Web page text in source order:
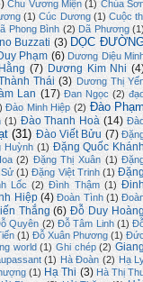
Chu Vương Miện (1) Chúa
(1) Cúc Dương (1) Cuộc
Phong Bình (2) Dã Phương
Buzzati (3) DỌC
Phạm (6) Dương Diệu
(7) Dương Kim Nhi
Thái (3) Dương Thị
Lan (17) Đan Ngọc (2)
Đào Minh Hiệp (2) Đào
(1) Đào Thanh Hoà (14)
(31) Đào Viết Bửu (7)
Huỳnh (1) Đặng Quốc
(2) Đặng Thị Xuân (1)
(1) Đặng Việt Trinh (1)
Lốc (2) Đình Thậm (1)
Hiệp (4) Đoàn Tình (1)
Thắng (6) Đỗ Duy
Quyên (2) Đỗ Tâm Linh (1)
(1) Đỗ Xuân Phương (1)
world (1) Ghi chép (2)
(1) Hà Đoàn (2) Hạ
(1) Hạ Thi (3) Hà Thị